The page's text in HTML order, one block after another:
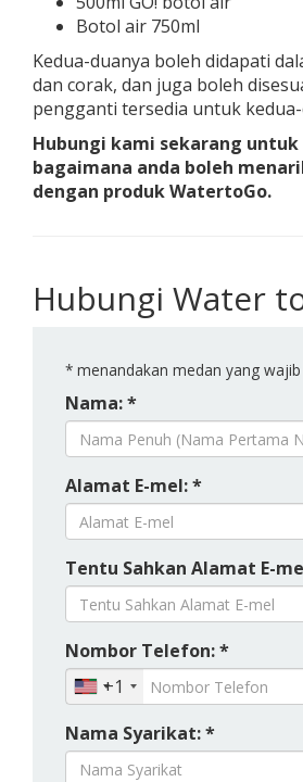
Botol air 750ml
Kedua-duanya boleh didapati
dan corak, dan juga boleh
pengganti tersedia untuk
Hubungi kami sekarang
bagaimana anda boleh
dengan produk WatertoGo.
Hubungi Water
* menandakan medan yang
Nama: *
Alamat E-mel: *
Tentu Sahkan Alamat E-
Nombor Telefon: *
+1
Nama Syarikat: *